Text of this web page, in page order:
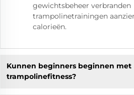
gewichtsbeheer verbranden
trampolinetrainingen
calorieën.
Kunnen beginners beginnen met
trampolinefitness?